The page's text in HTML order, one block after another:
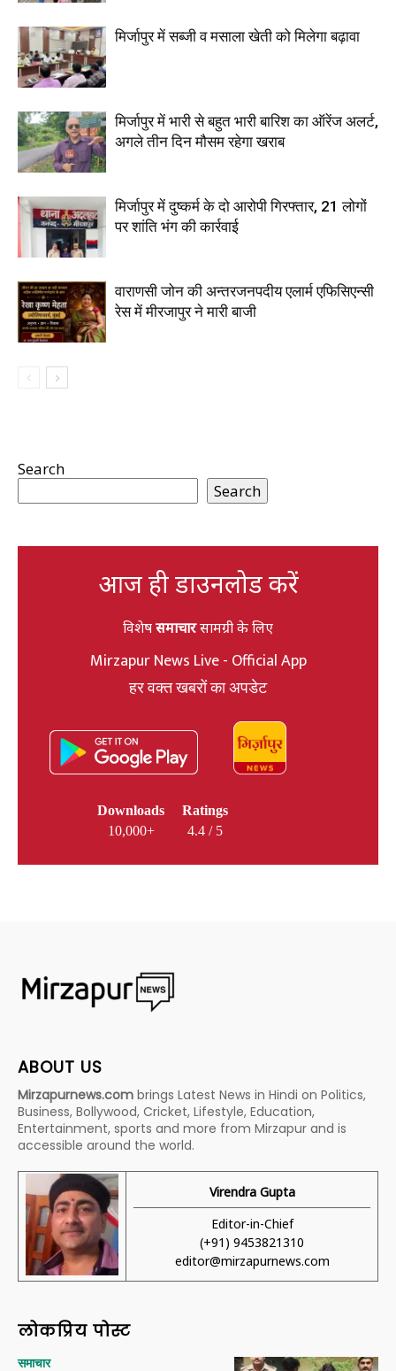
मिर्जापुर में सब्जी व मसाला खेती को मिलेगा बढ़ावा
मिर्जापुर में भारी से बहुत भारी बारिश का ऑरेंज अलर्ट,
अगले तीन दिन मौसम रहेगा खराब
मिर्जापुर में दुष्कर्म के दो आरोपी गिरफ्तार, 21 लोगों
पर शांति भंग की कार्रवाई
वाराणसी जोन की अन्तरजनपदीय एलार्म एफिसिएन्सी
रेस में मीरजापुर ने मारी बाजी
Search
Search
आज ही डाउनलोड करें
विशेषसमाचारसामग्री के लिए
Mirzapur News Live - Official App
हर वक्त खबरों का अपडेट
Downloads
10,000+
Ratings
4.4 / 5
ABOUT US
Mirzapurnews.com brings Latest News in Hindi on Politics,
Business, Bollywood, Cricket, Lifestyle, Education,
Entertainment, sports and more from Mirzapur and is
accessible around the world.
Virendra Gupta
Editor-in-Chief
(+91) 9453821310
editor@mirzapurnews.com
लोकप्रिय पोस्ट
समाचार